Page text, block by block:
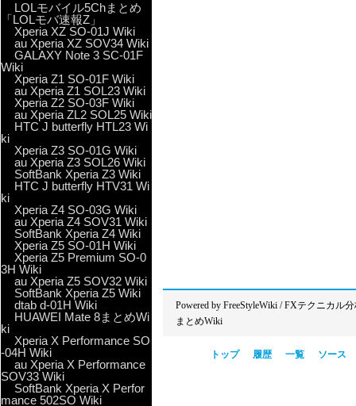
Powered by FreeStyleWiki /FXテクニカル
まとめWiki
トップ 履歴 一覧 ソース
LOLモバイル5Chまとめ
「LOLモバ速報Z」
Xperia XZ SO-01J Wiki
au Xperia XZ SOV34 Wiki
GALAXY Note 3 SC-01F
Wiki
Xperia Z1 SO-01F Wiki
au Xperia Z1 SOL23 Wiki
Xperia Z2 SO-03F Wiki
au Xperia ZL2 SOL25 Wiki
HTC J butterfly HTL23 Wi
ki
Xperia Z3 SO-01G Wiki
au Xperia Z3 SOL26 Wiki
SoftBank Xperia Z3 Wiki
HTC J butterfly HTV31 Wi
ki
Xperia Z4 SO-03G Wiki
au Xperia Z4 SOV31 Wiki
SoftBank Xperia Z4 Wiki
Xperia Z5 SO-01H Wiki
Xperia Z5 Premium SO-0
3H Wiki
au Xperia Z5 SOV32 Wiki
SoftBank Xperia Z5 Wiki
dtab d-01H Wiki
HUAWEI Mate 8まとめWi
ki
Xperia X Performance SO
-04H Wiki
au Xperia X Performance
SOV33 Wiki
SoftBank Xperia X Perfor
mance 502SO Wiki